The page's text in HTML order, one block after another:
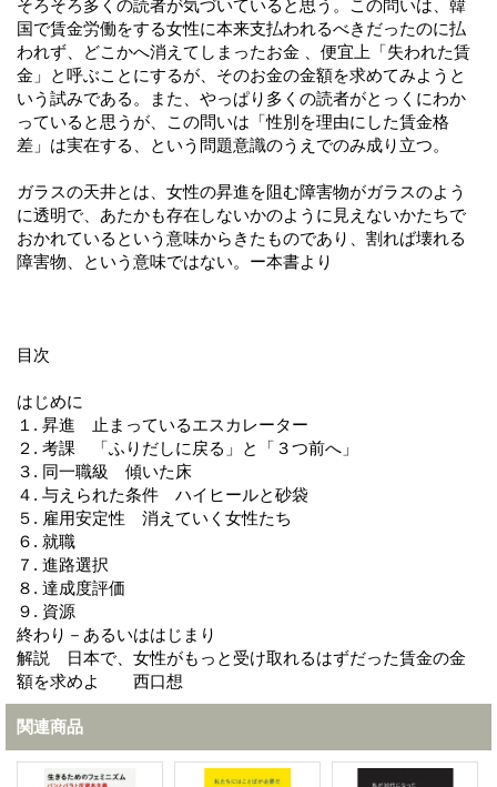
そろそろ多くの読者が気づいていると思う。この問いは、韓
国で賃金労働をする女性に本来支払われるべきだったのに払
われず、どこかへ消えてしまったお金 、便宜上「失われた賃
金」と呼ぶことにするが、そのお金の金額を求めてみようと
いう試みである。また、やっぱり多くの読者がとっくにわか
っていると思うが、この問いは「性別を理由にした賃金格
差」は実在する、という問題意識のうえでのみ成り立つ。
ガラスの天井とは、女性の昇進を阻む障害物がガラスのよう
に透明で、あたかも存在しないかのように見えないかたちで
おかれているという意味からきたものであり、割れば壊れる
障害物、という意味ではない。ー本書より
目次
はじめに
１. 昇進 止まっているエスカレーター
２. 考課 「ふりだしに戻る」と「３つ前へ」
３. 同一職級 傾いた床
４. 与えられた条件 ハイヒールと砂袋
５. 雇用安定性 消えていく女性たち
６. 就職
７. 進路選択
８. 達成度評価
９. 資源
終わり－あるいははじまり
解説 日本で、女性がもっと受け取れるはずだった賃金の金
額を求めよ 西口想
関連商品